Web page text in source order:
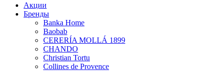
Акции
Бренды
Banka Home
Baobab
CERERÍA MOLLÁ 1899
CHANDO
Christian Tortu
Collines de Provence